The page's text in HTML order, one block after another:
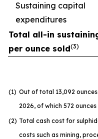
Sustaining capital
expenditures
Total all-in
per ounce sold(3)
(1) Out of total 13,092
2026, of which 572
(2) Total cash cost for
costs such as mining,